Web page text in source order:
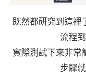
既然都研究到這裡
流程
實際測試下來非常
步驟